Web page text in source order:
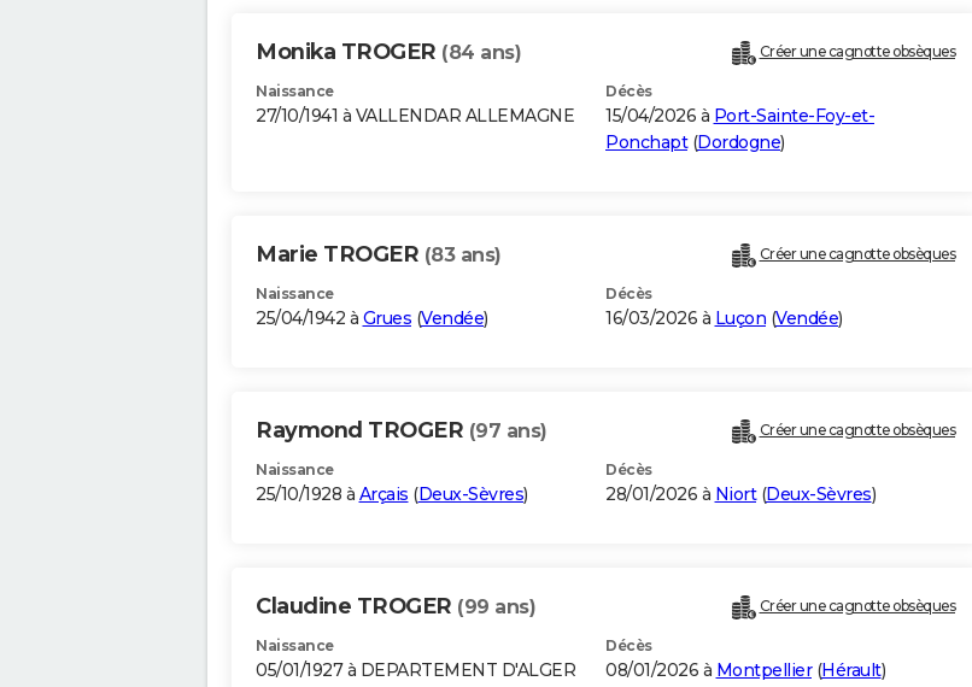
Monika TROGER (84 ans) Créer une cagnotte obsèques
Naissance
27/10/1941 à VALLENDAR ALLEMAGNE
Décès
15/04/2026 à Port-Sainte-Foy-et-
Ponchapt(Dordogne)
Marie TROGER (83 ans) Créer une cagnotte obsèques
Naissance
25/04/1942 à Grues (Vendée)
Décès
16/03/2026 à Luçon (Vendée)
Raymond TROGER (97 ans) Créer une cagnotte obsèques
Naissance
25/10/1928 à Arçais (Deux-Sèvres)
Décès
28/01/2026 à Niort(Deux-Sèvres)
Claudine TROGER (99 ans) Créer une cagnotte obsèques
Naissance
05/01/1927 à DEPARTEMENT D'ALGER
Décès
08/01/2026 à Montpellier(Hérault)